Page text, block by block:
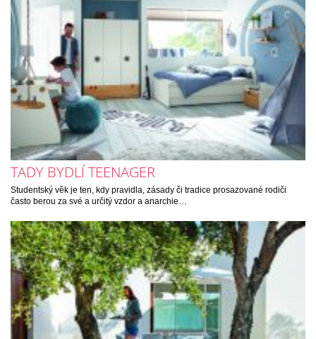
TADY BYDLÍ TEENAGER
Studentský věk je ten, kdy pravidla, zásady či tradice prosazované rodiči
často berou za své a určitý vzdor a anarchie…